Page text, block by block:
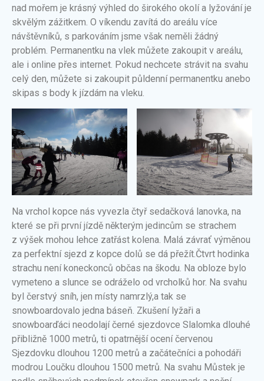
nad mořem je krásný výhled do širokého okolí a lyžování je
skvělým zážitkem. O víkendu zavítá do areálu více
návštěvníků, s parkováním jsme však neměli žádný
problém. Permanentku na vlek můžete zakoupit v areálu,
ale i online přes internet. Pokud nechcete strávit na svahu
celý den, můžete si zakoupit půldenní permanentku anebo
skipas s body k jízdám na vleku.
Na vrchol kopce nás vyvezla čtyř sedačková lanovka, na
které se při první jízdě některým jedincům se strachem
z výšek mohou lehce zatřást kolena. Malá závrať výměnou
za perfektní sjezd z kopce dolů se dá přežít.Čtvrt hodinka
strachu není koneckonců občas na škodu. Na obloze bylo
vymeteno a slunce se odráželo od vrcholků hor. Na svahu
byl čerstvý sníh, jen místy namrzlý,a tak se
snowboardovalo jedna báseň. Zkušení lyžaři a
snowboarďáci neodolají černé sjezdovce Slalomka dlouhé
přibližně 1000 metrů, ti opatrnější ocení červenou
Sjezdovku dlouhou 1200 metrů a začátečníci a pohodáři
modrou Loučku dlouhou 1500 metrů. Na svahu Můstek je